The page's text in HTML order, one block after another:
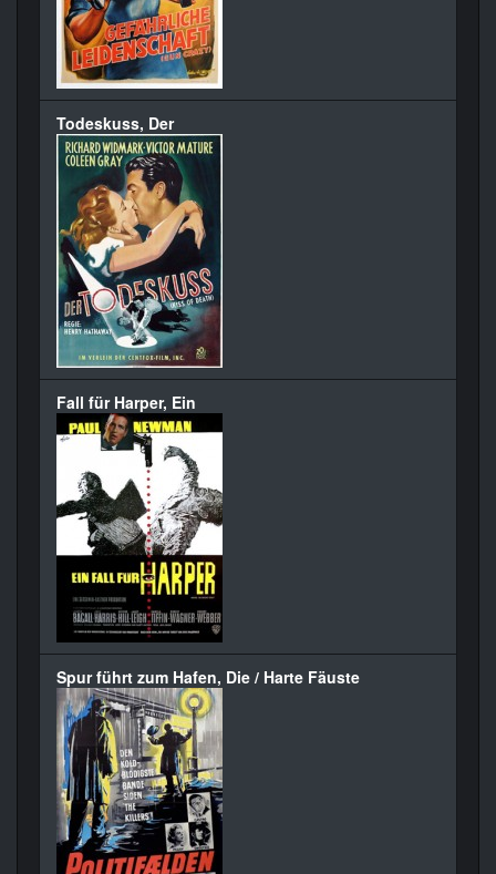
Todeskuss, Der
Fall für Harper, Ein
Spur führt zum Hafen, Die / Harte Fäuste